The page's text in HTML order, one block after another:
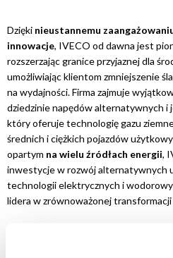
Dzięki nieustannemu
innowacje, IVECO od dawna jest
rozszerzając granice przyjaznej dla
umożliwiając klientom zmniejszenie
na wydajności. Firma zajmuje
dziedzinie napędów alternatywnych i
który oferuje technologię gazu
średnich i ciężkich pojazdów
opartym na wielu źródłach energii,
inwestycje w rozwój alternatywnych
technologii elektrycznych i
lidera w zrównoważonej
U podstaw filozofii biznesowej